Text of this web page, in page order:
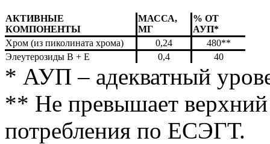
АКТИВНЫЕ
КОМПОНЕНТЫ
МАССА,
МГ
% ОТ
АУП*
Хром (из пиколината хрома)
0,24
480**
Элеутерозиды В + Е
0,4 40
* АУП – адекватный
** Не превышает
потребления по ЕСЭГТ.